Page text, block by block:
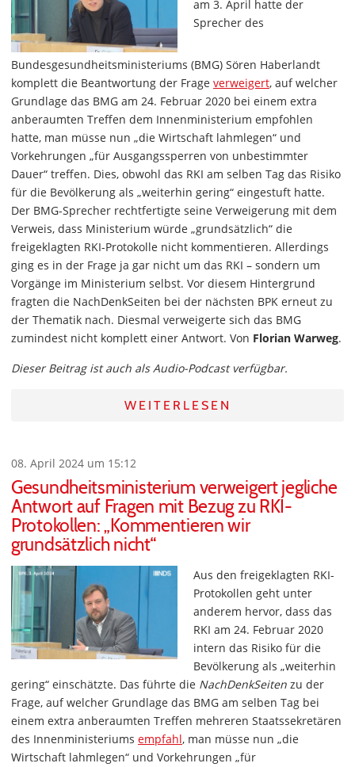
am 3. April hatte der
Sprecher des
Bundesgesundheitsministeriums (BMG) Sören Haberlandt
komplett die Beantwortung der Frage verweigert, auf welcher
Grundlage das BMG am 24. Februar 2020 bei einem extra
anberaumten Treffen dem Innenministerium empfohlen
hatte, man müsse nun „die Wirtschaft lahmlegen“ und
Vorkehrungen „für Ausgangssperren von unbestimmter
Dauer“ treffen. Dies, obwohl das RKI am selben Tag das Risiko
für die Bevölkerung als „weiterhin gering“ eingestuft hatte.
Der BMG-Sprecher rechtfertigte seine Verweigerung mit dem
Verweis, dass Ministerium würde „grundsätzlich“ die
freigeklagten RKI-Protokolle nicht kommentieren. Allerdings
ging es in der Frage ja gar nicht um das RKI – sondern um
Vorgänge im Ministerium selbst. Vor diesem Hintergrund
fragten die NachDenkSeiten bei der nächsten BPK erneut zu
der Thematik nach. Diesmal verweigerte sich das BMG
zumindest nicht komplett einer Antwort. Von Florian Warweg.
Dieser Beitrag ist auch als Audio-Podcast verfügbar.
WEITERLESEN
08. April 2024 um 15:12
Gesundheitsministerium verweigert jegliche
Antwort auf Fragen mit Bezug zu RKI-
Protokollen: „Kommentieren wir
grundsätzlich nicht“
Aus den freigeklagten RKI-
Protokollen geht unter
anderem hervor, dass das
RKI am 24. Februar 2020
intern das Risiko für die
Bevölkerung als „weiterhin
gering“ einschätzte. Das führte die NachDenkSeiten zu der
Frage, auf welcher Grundlage das BMG am selben Tag bei
einem extra anberaumten Treffen mehreren Staatssekretären
des Innenministeriums empfahl, man müsse nun „die
Wirtschaft lahmlegen“ und Vorkehrungen „für